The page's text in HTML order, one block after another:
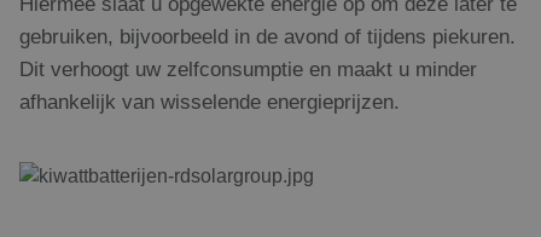
gebruiken, bijvoorbeeld in de avond of tijdens piekuren.
Dit verhoogt uw zelfconsumptie en maakt u minder
afhankelijk van wisselende energieprijzen.